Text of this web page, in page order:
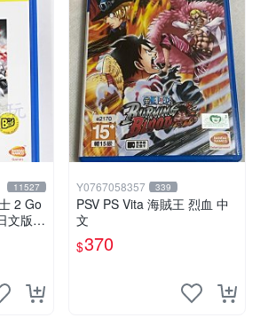
11527
2 Go
文版)**
玩】
Y0767058357 339
PSV PS Vita 海賊王 烈血 中
文
$370